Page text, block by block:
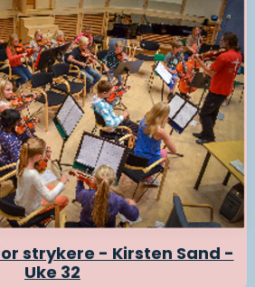
strykere - Kirsten Sand -
Uke 32